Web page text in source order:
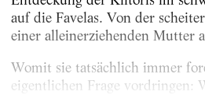
auf die Favelas. Von der
einer alleinerziehenden Mutter
Womit sie tatsächlich immer
eigentlichen Frage vordringen: